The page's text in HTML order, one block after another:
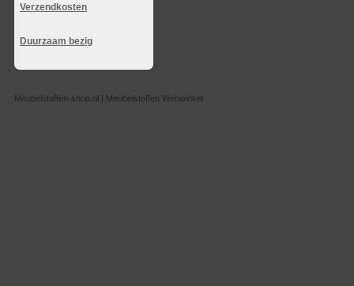
Verzendkosten
Duurzaam bezig
Meubelstoffen-shop.nl | Meubelstoffen Webwinkel